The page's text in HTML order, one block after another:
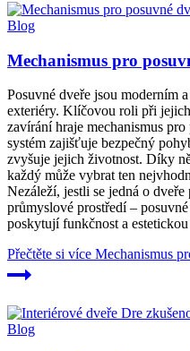
Blog
Mechanismus pro
Posuvné dveře jsou moderním
exteriéry. Klíčovou roli při
zavírání hraje mechanismus
systém zajišťuje bezpečný
zvyšuje jejich životnost. Díky
každý může vybrat ten
Nezáleží, jestli se jedná o
průmyslové prostředí –
poskytují funkčnost a
Přečtěte si více Mechanismus
Blog